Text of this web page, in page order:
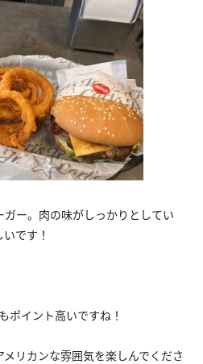
ー。肉の味がしっかりとしてい
です！
ポイント高いですね！
リカンな雰囲気を楽しんでくださ